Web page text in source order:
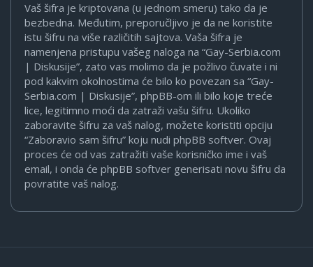
Vaš šifra je kriptovana (u jednom smeru) tako da je
bezbedna. Međutim, preporučljivo je da ne koristite
istu šifru na više različitih sajtova. Vaša šifra je
namenjena pristupu vašeg naloga na “Gay-Serbia.com
| Diskusije”, zato vas molimo da je požlivo čuvate i ni
pod kakvim okolnostima će bilo ko povezan sa “Gay-
Serbia.com | Diskusije”, phpBB-om ili bilo koje treće
lice, legitimno moći da zatraži vašu šifru. Ukoliko
zaboravite šifru za vaš nalog, možete koristiti opciju
“Zaboravio sam šifru” koju nudi phpBB softver. Ovaj
proces će od vas zatražiti vaše korisničko ime i vaš
email, i onda će phpBB softver generisati novu šifru da
povratite vaš nalog.